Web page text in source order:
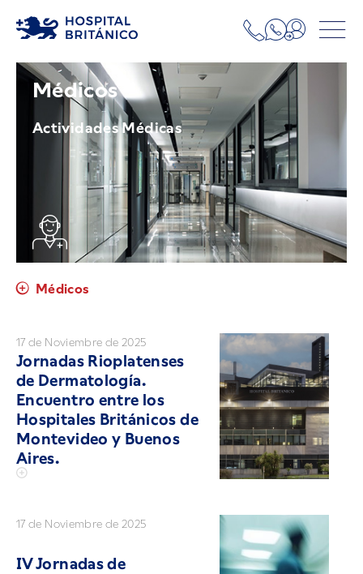
Médicos
Actividades Médicas
Médicos
17 de Noviembre de 2025
Jornadas Rioplatenses
de Dermatología.
Encuentro entre los
Hospitales Británicos de
Montevideo y Buenos
Aires.
17 de Noviembre de 2025
IV Jornadas de